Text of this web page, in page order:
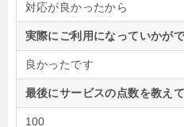
対応が良かったから
実際にご利用になっていかが
良かったです
最後にサービスの点数を教え
100